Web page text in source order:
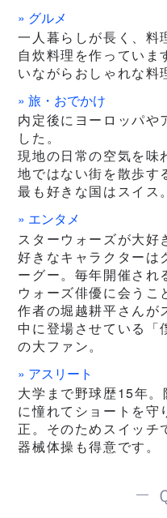
» グルメ
一人暮らしが長く、料
自炊料理を作っていま
いながらおしゃれな料
» 旅・おでかけ
内定後にヨーロッパや
した。
現地の日常の空気を味
地ではない街を散歩す
最も好きな国はスイス。
» エンタメ
スターウォーズが大好
好きなキャラクターは
ーグー。毎年開催され
ウォーズ俳優に会うこ
作者の堀越耕平さんが
中に登場させている「
の大ファン。
» アスリート
大学まで野球歴15年
に憧れてショートを守
正。そのためスイッチ
器械体操も得意です。